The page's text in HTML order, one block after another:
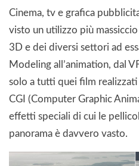
Cinema, tv e grafica
visto un utilizzo più
3D e dei diversi settori ad
Modeling all’animation, dal
solo a tutti quei film
CGI (Computer Graphic
effetti speciali di cui le
panorama è davvero vasto.